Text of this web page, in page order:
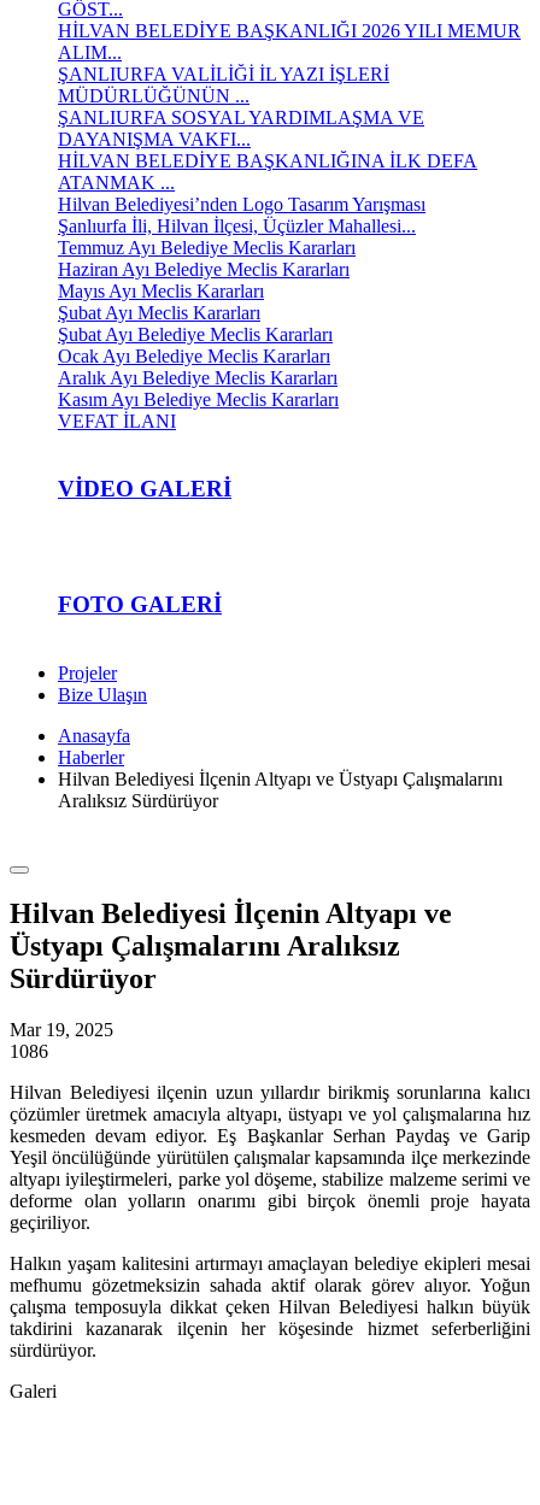
GÖST...
HİLVAN BELEDİYE BAŞKANLIĞI 2026 YILI MEMUR
ALIM...
ŞANLIURFA VALİLİĞİ İL YAZI İŞLERİ
MÜDÜRLÜĞÜNÜN ...
ŞANLIURFA SOSYAL YARDIMLAŞMA VE
DAYANIŞMA VAKFI...
HİLVAN BELEDİYE BAŞKANLIĞINA İLK DEFA
ATANMAK ...
Hilvan Belediyesi’nden Logo Tasarım Yarışması
Şanlıurfa İli, Hilvan İlçesi, Üçüzler Mahallesi...
Temmuz Ayı Belediye Meclis Kararları
Haziran Ayı Belediye Meclis Kararları
Mayıs Ayı Meclis Kararları
Şubat Ayı Meclis Kararları
Şubat Ayı Belediye Meclis Kararları
Ocak Ayı Belediye Meclis Kararları
Aralık Ayı Belediye Meclis Kararları
Kasım Ayı Belediye Meclis Kararları
VEFAT İLANI
VIDEO GALERI
FOTO GALERI
Projeler
Bize Ulaşın
Anasayfa
Haberler
Hilvan Belediyesi İlçenin Altyapı ve Üstyapı Çalışmalarını
Aralıksız Sürdürüyor
Hilvan Belediyesi İlçenin Altyapı ve
Üstyapı Çalışmalarını Aralıksız
Sürdürüyor
Mar 19, 2025
1086
Hilvan Belediyesi ilçenin uzun yıllardır birikmiş sorunlarına kalıcı
çözümler üretmek amacıyla altyapı, üstyapı ve yol çalışmalarına hız
kesmeden devam ediyor. Eş Başkanlar Serhan Paydaş ve Garip
Yeşil öncülüğünde yürütülen çalışmalar kapsamında ilçe merkezinde
altyapı iyileştirmeleri, parke yol döşeme, stabilize malzeme serimi ve
deforme olan yolların onarımı gibi birçok önemli proje hayata
geçiriliyor.
Halkın yaşam kalitesini artırmayı amaçlayan belediye ekipleri mesai
mefhumu gözetmeksizin sahada aktif olarak görev alıyor. Yoğun
çalışma temposuyla dikkat çeken Hilvan Belediyesi halkın büyük
takdirini kazanarak ilçenin her köşesinde hizmet seferberliğini
sürdürüyor.
Galeri